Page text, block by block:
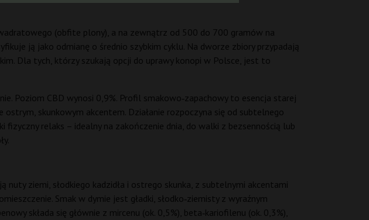
(obfite plony), a na zewnątrz od 500 do 700 gramów na
ją jako odmianę o średnio szybkim cyklu. Na dworze zbiory przypadają
Dla tych, którzy szukają opcji do uprawy konopi w Polsce, jest to
Poziom CBD wynosi 0,9%. Profil smakowo‑zapachowy to esencja starej
ostrym, skunkowym akcentem. Działanie rozpoczyna się od subtelnego
relaks – idealny na zakończenie dnia, do walki z bezsennością lub
ziemi, słodkiego kadzidła i ostrego skunka, z subtelnymi akcentami
Smak w dymie jest gładki, słodko‑ziemisty z wyraźnym
składa się głównie z mircenu (ok. 0,5%), beta‑kariofilenu (ok. 0,3%),